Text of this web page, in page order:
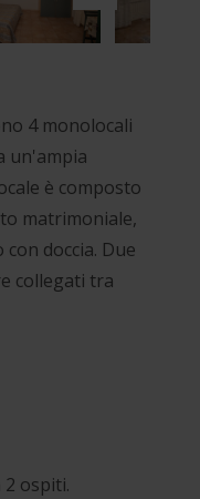
Next
4 monolocali
un'ampia
è composto
matrimoniale,
doccia. Due
collegati tra
2 ospiti.